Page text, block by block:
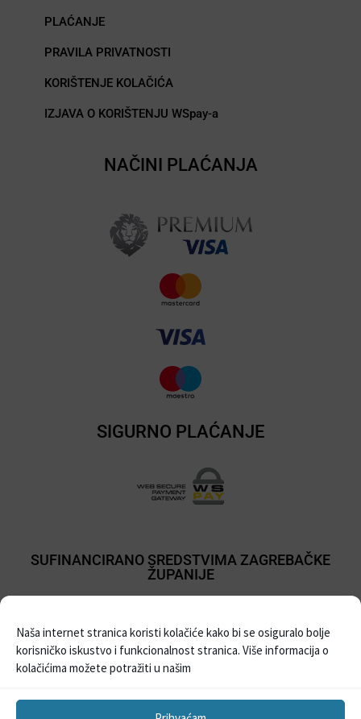
Naša internet stranica koristi kolačiće kako bi se osiguralo bolje
korisničko iskustvo i funkcionalnost stranica. Više informacija o
kolačićima možete potražiti u našim
PLAĆANJE
PRAVILA PRIVATNOSTI
KORIŠTENJE KOLAČIĆA
IZJAVA O KORIŠTENJU WSpay-a
NAČINI PLAĆANJA
SIGURNO PLAĆANJE
SUFINANCIRANO SREDSTVIMA ZAGREBAČKE
ŽUPANIJE